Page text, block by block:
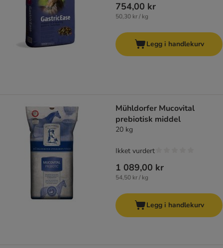
754,00 kr
50,30 kr / kg
Legg i handlekurv
Mühldorfer Mucovital
prebiotisk middel
20 kg
1 089,00 kr
54,50 kr / kg
Ikket vurdert
Legg i handlekurv